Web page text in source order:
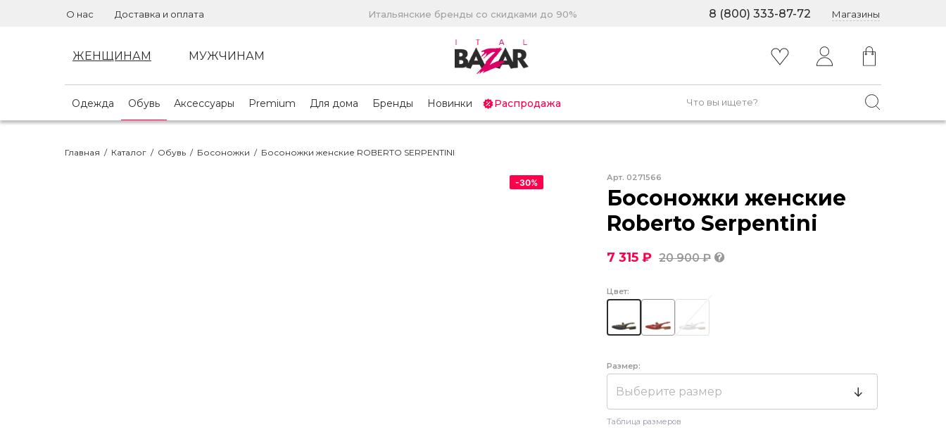
О нас Доставка и оплата Итальянские бренды со скидками до 90% 8 (800) 333-87-72 Магазины
ЖЕНЩИНАМ МУЖЧИНАМ
Одежда Обувь Аксессуары Premium Для дома Бренды Новинки Распродажа
Главная / Каталог / Обувь / Босоножки / Босоножки женские ROBERTO SERPENTINI
-30% Арт. 0271566
Босоножки женские
Roberto Serpentini
7 315 ₽ 20 900 ₽
Цвет:
Размер:
Выберите размер
Таблица размеров